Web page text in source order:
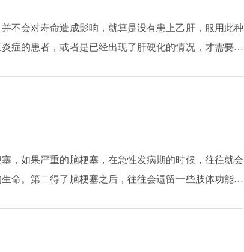
不会对寿命造成影响，就算是没有患上乙肝，服用此种
症的患者，或者是已经出现了肝硬化的情况，才需要服
者寿命的效果。
，如果严重的脑梗塞，在急性发病期的时候，往往就会
命。第二得了脑梗塞之后，往往会遗留一些肢体功能的